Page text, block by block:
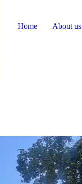
Home About us